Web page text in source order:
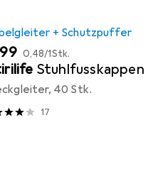
+ Schutzpuffer
EUR
0,48/1Stk.
Stuhlfusskappen
40 Stk.
17